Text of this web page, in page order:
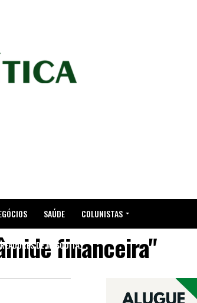
SAÚDE COLUNISTAS
DE MESQUITA.financeira"